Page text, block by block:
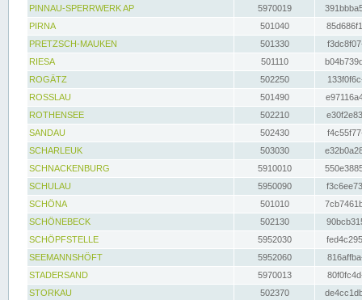
PINNAU-SPERRWERK AP
5970019
PIRNA
501040
PRETZSCH-MAUKEN
501330
RIESA
501110
ROGÄTZ
502250
ROSSLAU
501490
ROTHENSEE
502210
SANDAU
502430
SCHARLEUK
503030
SCHNACKENBURG
5910010
SCHULAU
5950090
SCHÖNA
501010
SCHÖNEBECK
502130
SCHÖPFSTELLE
5952030
SEEMANNSHÖFT
5952060
STADERSAND
5970013
STORKAU
502370